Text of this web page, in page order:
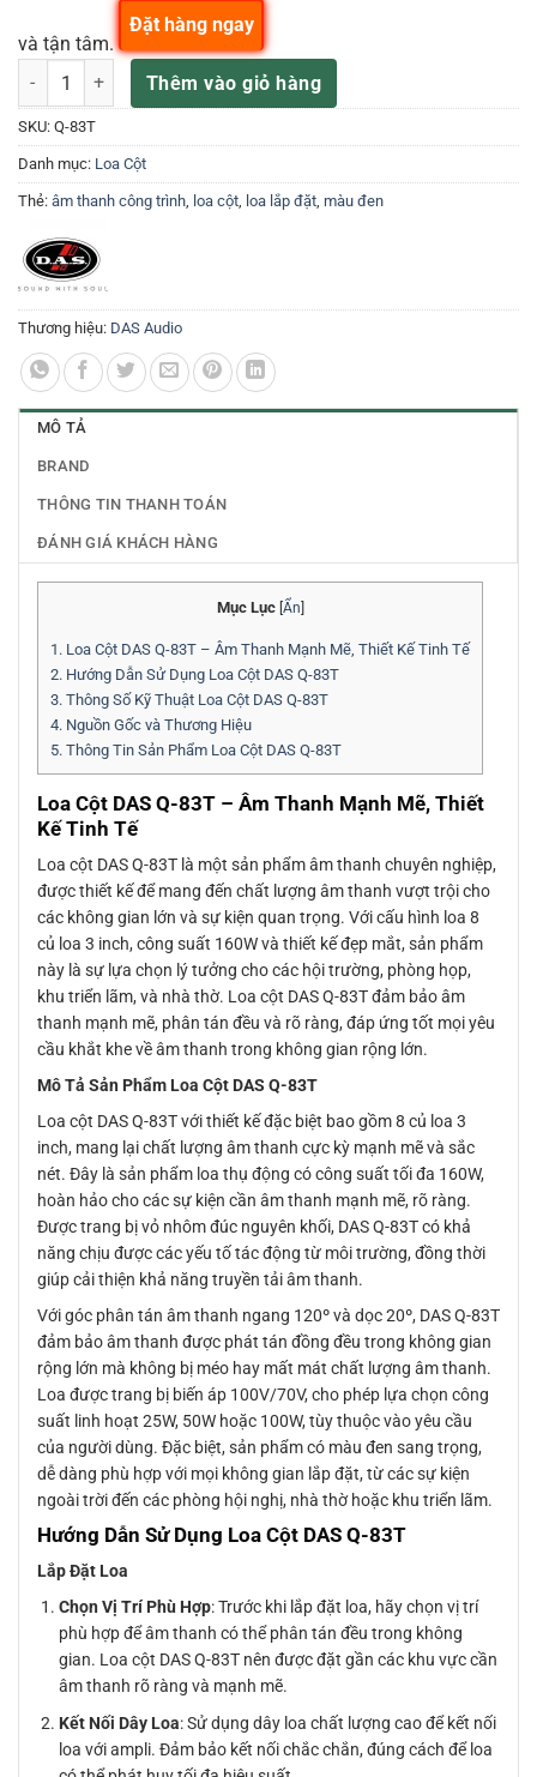
và tận tâm.
DAS Q-83T Loa cột 8 loa x 3”, 160 W, màu đen số lượng
Thêm vào giỏ hàng
Đặt hàng ngay
SKU: Q-83T
Danh mục: Loa Cột
Thẻ: âm thanh công trình, loa cột, loa lắp đặt, màu đen
Thương hiệu: DAS Audio
MÔ TẢ
BRAND
THÔNG TIN THANH TOÁN
ĐÁNH GIÁ KHÁCH HÀNG
Mục Lục Ẩn
1. Loa Cột DAS Q-83T – Âm Thanh Mạnh Mẽ, Thiết Kế Tinh Tế
2. Hướng Dẫn Sử Dụng Loa Cột DAS Q-83T
3. Thông Số Kỹ Thuật Loa Cột DAS Q-83T
4. Nguồn Gốc và Thương Hiệu
5. Thông Tin Sản Phẩm Loa Cột DAS Q-83T
Loa Cột DAS Q-83T – Âm Thanh Mạnh Mẽ, Thiết
Kế Tinh Tế
Loa cột DAS Q-83T là một sản phẩm âm thanh chuyên nghiệp,
được thiết kế để mang đến chất lượng âm thanh vượt trội cho
các không gian lớn và sự kiện quan trọng. Với cấu hình loa 8
củ loa 3 inch, công suất 160W và thiết kế đẹp mắt, sản phẩm
này là sự lựa chọn lý tưởng cho các hội trường, phòng họp,
khu triển lãm, và nhà thờ. Loa cột DAS Q-83T đảm bảo âm
thanh mạnh mẽ, phân tán đều và rõ ràng, đáp ứng tốt mọi yêu
cầu khắt khe về âm thanh trong không gian rộng lớn.
Mô Tả Sản Phẩm Loa Cột DAS Q-83T
Loa cột DAS Q-83T với thiết kế đặc biệt bao gồm 8 củ loa 3
inch, mang lại chất lượng âm thanh cực kỳ mạnh mẽ và sắc
nét. Đây là sản phẩm loa thụ động có công suất tối đa 160W,
hoàn hảo cho các sự kiện cần âm thanh mạnh mẽ, rõ ràng.
Được trang bị vỏ nhôm đúc nguyên khối, DAS Q-83T có khả
năng chịu được các yếu tố tác động từ môi trường, đồng thời
giúp cải thiện khả năng truyền tải âm thanh.
Với góc phân tán âm thanh ngang 120º và dọc 20º, DAS Q-83T
đảm bảo âm thanh được phát tán đồng đều trong không gian
rộng lớn mà không bị méo hay mất mát chất lượng âm thanh.
Loa được trang bị biến áp 100V/70V, cho phép lựa chọn công
suất linh hoạt 25W, 50W hoặc 100W, tùy thuộc vào yêu cầu
của người dùng. Đặc biệt, sản phẩm có màu đen sang trọng,
dễ dàng phù hợp với mọi không gian lắp đặt, từ các sự kiện
ngoài trời đến các phòng hội nghị, nhà thờ hoặc khu triển lãm.
Hướng Dẫn Sử Dụng Loa Cột DAS Q-83T
Lắp Đặt Loa
Chọn Vị Trí Phù Hợp: Trước khi lắp đặt loa, hãy chọn vị trí
phù hợp để âm thanh có thể phân tán đều trong không
gian. Loa cột DAS Q-83T nên được đặt gần các khu vực cần
âm thanh rõ ràng và mạnh mẽ.
Kết Nối Dây Loa: Sử dụng dây loa chất lượng cao để kết nối
loa với ampli. Đảm bảo kết nối chắc chắn, đúng cách để loa